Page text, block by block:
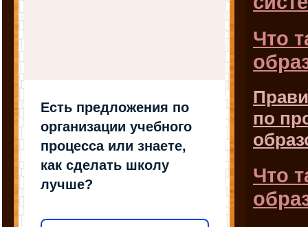
Есть предложения по
организации учебного
процесса или знаете,
как сделать школу
лучше?
Что
по
Что